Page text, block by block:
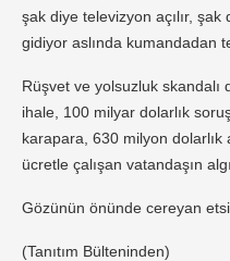
şak diye televizyon açılır, şak
gidiyor aslında kumandadan
Rüşvet ve yolsuzluk skandalı
ihale, 100 milyar dolarlık
karapara, 630 milyon
ücretle çalışan vatandaşın
Gözünün önünde cereyan
(Tanıtım Bülteninden)